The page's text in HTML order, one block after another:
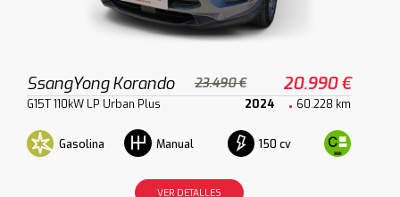
SsangYong Korando 23.490 € 20.990 €
G15T 110kW LP Urban Plus 2024 60.228 km
Gasolina Manual 150 cv
VER DETALLES